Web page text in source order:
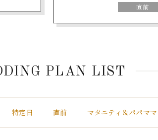
直前
PLAN LIST
特定日 直前 マタニティ ＆パパママ